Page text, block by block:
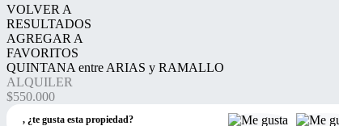
VOLVER A
RESULTADOS
AGREGAR A
FAVORITOS
QUINTANA entre ARIAS y RAMALLO
ALQUILER
$550.000
, ¿te gusta esta propiedad?